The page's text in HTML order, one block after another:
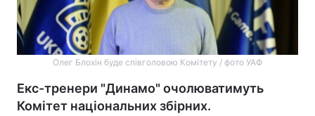
Олег Блохін буде співголовою Комітету / фото УАФ
Екс-тренери "Динамо" очолюватимуть
Комітет національних збірних.